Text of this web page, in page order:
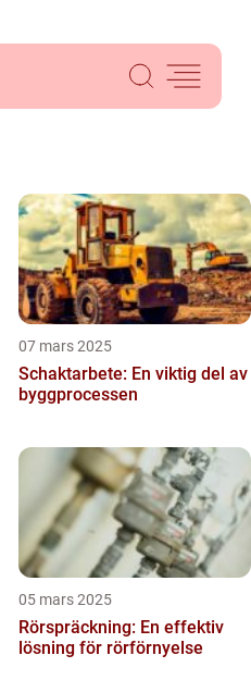
07 mars 2025
Schaktarbete: En viktig del av
byggprocessen
05 mars 2025
Rörspräckning: En effektiv
lösning för rörförnyelse